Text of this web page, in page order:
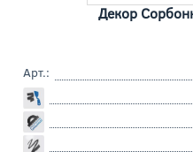
Декор
Арт.: